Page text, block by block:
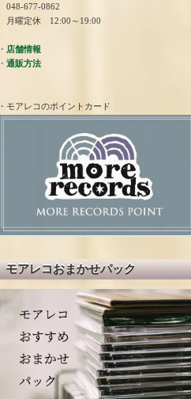
048-677-0862
月曜定休 12:00～19:00
・ 店舗情報
・ 通販方法
・モアレコのポイントカード
モアレコおまかせパック